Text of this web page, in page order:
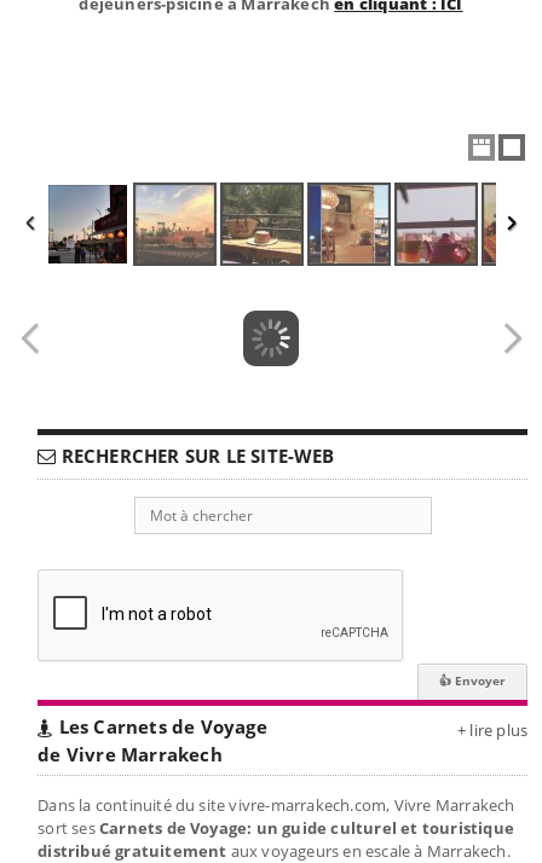
RECHERCHER SUR LE SITE-WEB
Les Carnets de Voyage
de Vivre Marrakech
+ lire plus
Dans la continuité du site vivre-marrakech.com, Vivre Marrakech
sort sesCarnets de Voyage: un guide culturel et touristique
distribué gratuitement aux voyageurs en escale à Marrakech.